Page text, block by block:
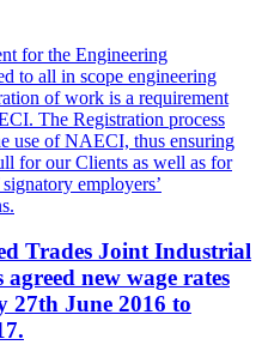
for the Engineering
to all in scope engineering
of work is a requirement
The Registration process
use of NAECI, thus ensuring
for our Clients as well as for
employers’
Trades Joint Industrial
new wage rates
June 2016 to